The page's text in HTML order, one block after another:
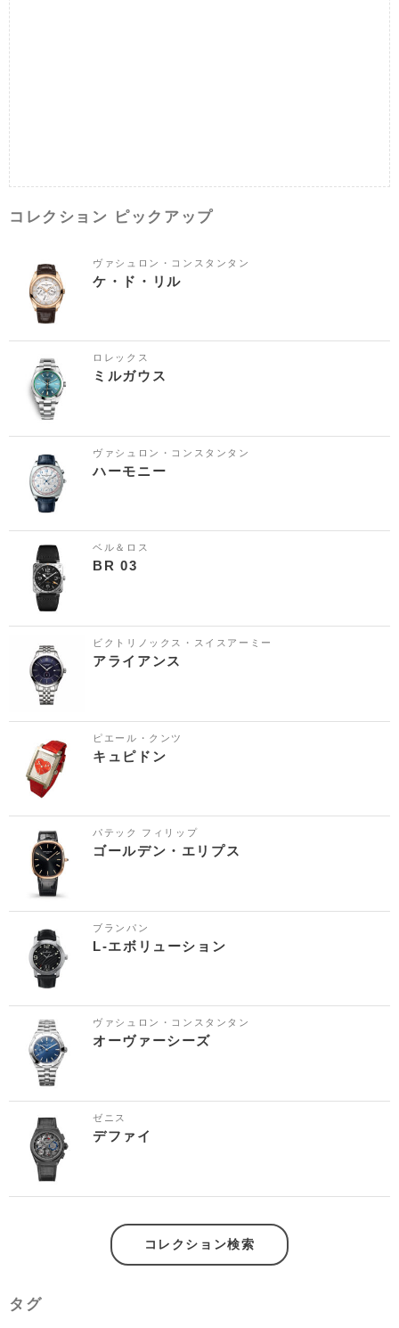
コレクション ピックアップ
ヴァシュロン・コンスタンタン
ケ・ド・リル
ロレックス
ミルガウス
ヴァシュロン・コンスタンタン
ハーモニー
ベル＆ロス
BR 03
ビクトリノックス・スイスアーミー
アライアンス
ピエール・クンツ
キュピドン
パテック フィリップ
ゴールデン・エリプス
ブランパン
L-エボリューション
ヴァシュロン・コンスタンタン
オーヴァーシーズ
ゼニス
デファイ
コレクション検索
タグ